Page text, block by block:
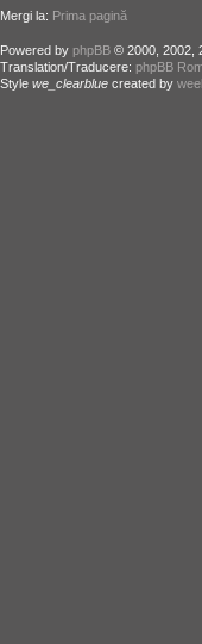
Mergi la: Prima pagină
Powered by phpBB © 2000, 2002,
Translation/Traducere: phpBB
Style we_clearblue created by